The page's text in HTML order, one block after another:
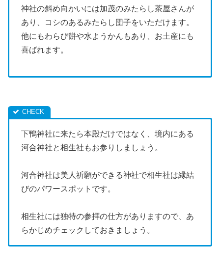
神社の斜め向かいには加茂のみたらし茶屋さんが
あり、コシのあるみたらし団子をいただけます。
他にもわらび餅や水ようかんもあり、お土産にも
喜ばれます。
下鴨神社に来たら本殿だけではなく、境内にある
河合神社と相生社もお参りしましょう。
河合神社は美人祈願ができる神社で相生社は縁結
びのパワースポットです。
相生社には独特の参拝の仕方がありますので、あ
らかじめチェックしておきましょう。